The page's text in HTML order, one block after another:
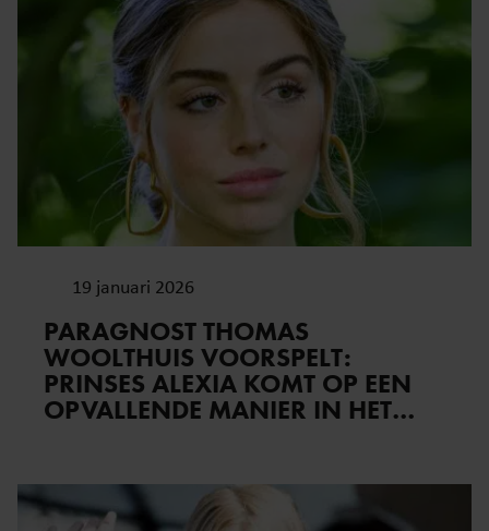
19 januari 2026
PARAGNOST THOMAS
WOOLTHUIS VOORSPELT:
PRINSES ALEXIA KOMT OP EEN
OPVALLENDE MANIER IN HET